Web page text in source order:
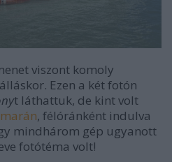
viszont komoly
Ezen a két fotón
t láthattuk, de kint volt
, félóránként indulva
mindhárom gép ugyanott
fotótéma volt!